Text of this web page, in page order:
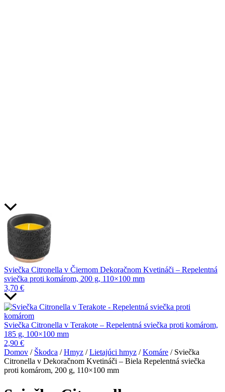
Sviečka Citronella v Čiernom Dekoračnom Kvetináči – Repelentná
sviečka proti komárom, 200 g, 110×100 mm
3,70 €
Sviečka Citronella v Terakote – Repelentná sviečka proti komárom,
185 g, 100×100 mm
2,90 €
Domov / Škodca /Hmyz /Lietajúci hmyz /Komáre / Sviečka
Citronella v Dekoračnom Kvetináči – Biela Repelentná sviečka
proti komárom, 200 g, 110×100 mm